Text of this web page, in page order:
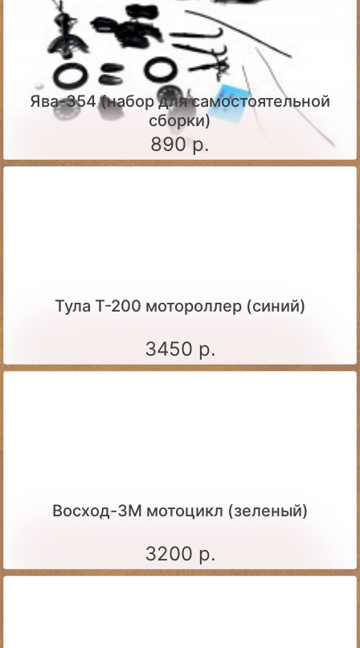
Ява-354 (набор для самостоятельной
сборки)
890 р.
Тула Т-200 мотороллер (синий)
3450 р.
Восход-3М мотоцикл (зеленый)
3200 р.